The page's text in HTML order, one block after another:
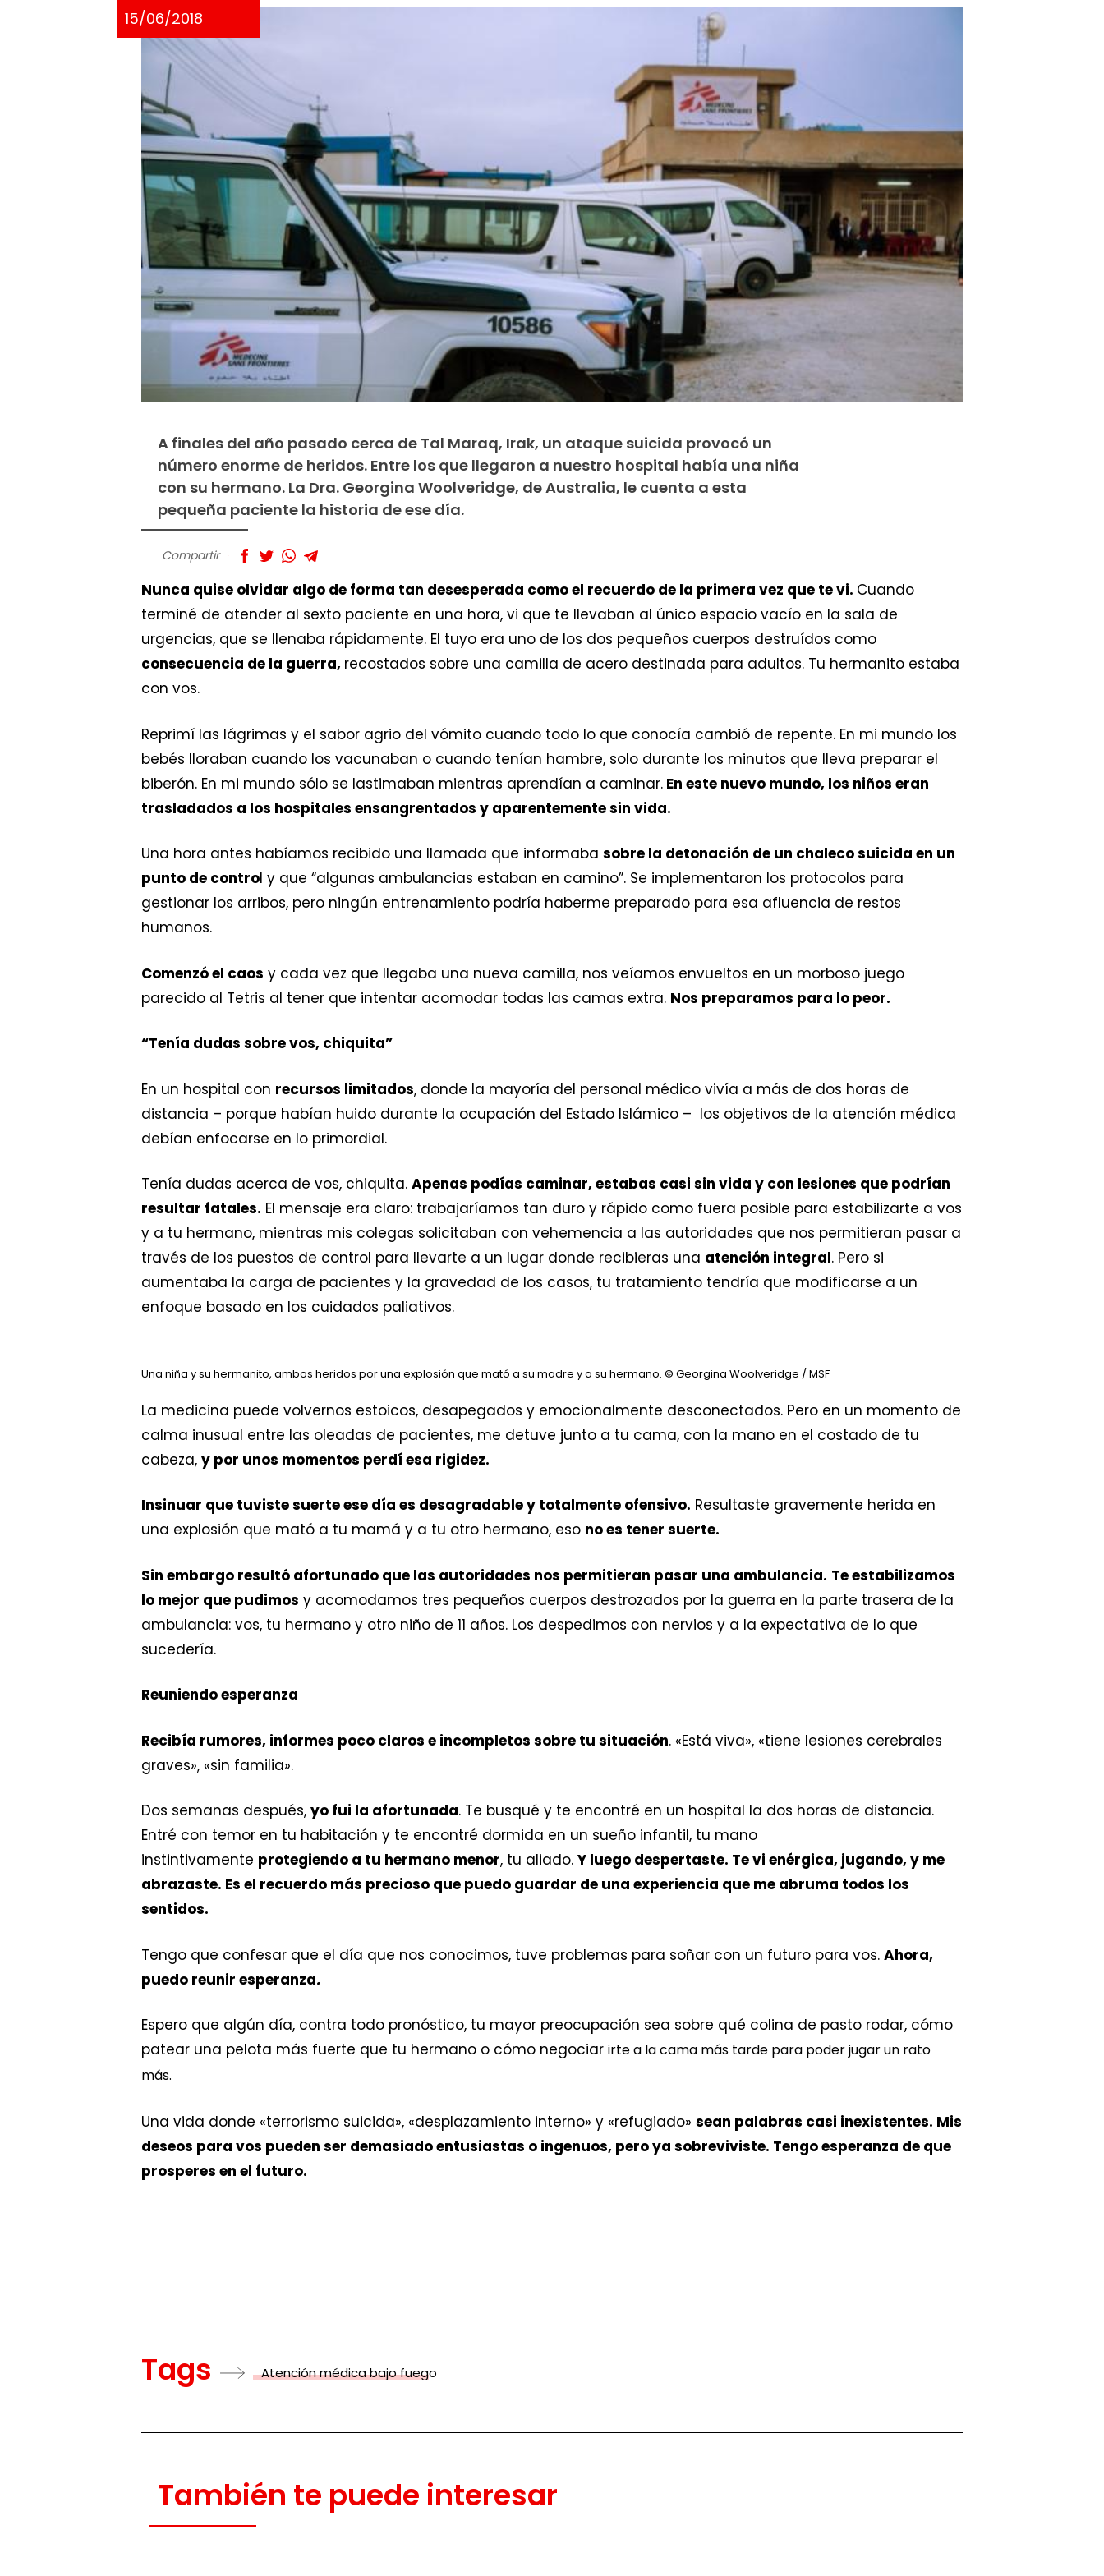
15/06/2018
A finales del año pasado cerca de Tal Maraq, Irak, un ataque suicida provocó un
número enorme de heridos. Entre los que llegaron a nuestro hospital había una niña
con su hermano. La Dra. Georgina Woolveridge, de Australia, le cuenta a esta
pequeña paciente la historia de ese día.
Compartir
Nunca quise olvidar algo de forma tan desesperada como el recuerdo de la primera vez que te vi. Cuando
terminé de atender al sexto paciente en una hora, vi que te llevaban al único espacio vacío en la sala de
urgencias, que se llenaba rápidamente. El tuyo era uno de los dos pequeños cuerpos destruídos como
consecuencia de la guerra, recostados sobre una camilla de acero destinada para adultos. Tu hermanito estaba
con vos.
Reprimí las lágrimas y el sabor agrio del vómito cuando todo lo que conocía cambió de repente. En mi mundo los
bebés lloraban cuando los vacunaban o cuando tenían hambre, solo durante los minutos que lleva preparar el
biberón. En mi mundo sólo se lastimaban mientras aprendían a caminar. En este nuevo mundo, los niños eran
trasladados a los hospitales ensangrentados y aparentemente sin vida.
Una hora antes habíamos recibido una llamada que informaba sobre la detonación de un chaleco suicida en un
punto de control y que “algunas ambulancias estaban en camino”. Se implementaron los protocolos para
gestionar los arribos, pero ningún entrenamiento podría haberme preparado para esa afluencia de restos
humanos.
Comenzó el caos y cada vez que llegaba una nueva camilla, nos veíamos envueltos en un morboso juego
parecido al Tetris al tener que intentar acomodar todas las camas extra. Nos preparamos para lo peor.
“Tenía dudas sobre vos, chiquita”
En un hospital con recursos limitados, donde la mayoría del personal médico vivía a más de dos horas de
distancia – porque habían huido durante la ocupación del Estado Islámico – los objetivos de la atención médica
debían enfocarse en lo primordial.
Tenía dudas acerca de vos, chiquita. Apenas podías caminar, estabas casi sin vida y con lesiones que podrían
resultar fatales. El mensaje era claro: trabajaríamos tan duro y rápido como fuera posible para estabilizarte a vos
y a tu hermano, mientras mis colegas solicitaban con vehemencia a las autoridades que nos permitieran pasar a
través de los puestos de control para llevarte a un lugar donde recibieras una atención integral. Pero si
aumentaba la carga de pacientes y la gravedad de los casos, tu tratamiento tendría que modificarse a un
enfoque basado en los cuidados paliativos.
Una niña y su hermanito, ambos heridos por una explosión que mató a su madre y a su hermano. © Georgina Woolveridge / MSF
La medicina puede volvernos estoicos, desapegados y emocionalmente desconectados. Pero en un momento de
calma inusual entre las oleadas de pacientes, me detuve junto a tu cama, con la mano en el costado de tu
cabeza, y por unos momentos perdí esa rigidez.
Insinuar que tuviste suerte ese día es desagradable y totalmente ofensivo. Resultaste gravemente herida en
una explosión que mató a tu mamá y a tu otro hermano, eso no es tener suerte.
Sin embargo resultó afortunado que las autoridades nos permitieran pasar una ambulancia. Te estabilizamos
lo mejor que pudimos y acomodamos tres pequeños cuerpos destrozados por la guerra en la parte trasera de la
ambulancia: vos, tu hermano y otro niño de 11 años. Los despedimos con nervios y a la expectativa de lo que
sucedería.
Reuniendo esperanza
Recibía rumores, informes poco claros e incompletos sobre tu situación. «Está viva», «tiene lesiones cerebrales
graves», «sin familia».
Dos semanas después, yo fui la afortunada. Te busqué y te encontré en un hospital la dos horas de distancia.
Entré con temor en tu habitación y te encontré dormida en un sueño infantil, tu mano
instintivamente protegiendo a tu hermano menor, tu aliado. Y luego despertaste. Te vi enérgica, jugando, y me
abrazaste. Es el recuerdo más precioso que puedo guardar de una experiencia que me abruma todos los
sentidos.
Tengo que confesar que el día que nos conocimos, tuve problemas para soñar con un futuro para vos. Ahora,
puedo reunir esperanza.
Espero que algún día, contra todo pronóstico, tu mayor preocupación sea sobre qué colina de pasto rodar, cómo
patear una pelota más fuerte que tu hermano o cómo negociar irte a la cama más tarde para poder jugar un rato
más.
Una vida donde «terrorismo suicida», «desplazamiento interno» y «refugiado» sean palabras casi inexistentes. Mis
deseos para vos pueden ser demasiado entusiastas o ingenuos, pero ya sobreviviste. Tengo esperanza de que
prosperes en el futuro.
Tags Atención médica bajo fuego
También te puede interesar